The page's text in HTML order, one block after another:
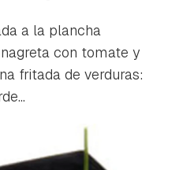
a la plancha
con tomate y
fritada de verduras: